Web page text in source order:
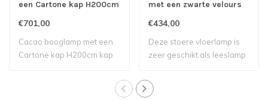
een Cartone kap H200cm
€701,00
Cacao booglamp met een
Cartone kap H200cm kap
met een zwarte velours
kap
€434,00
Deze stoere vloerlamp is
zeer geschikt als leeslamp